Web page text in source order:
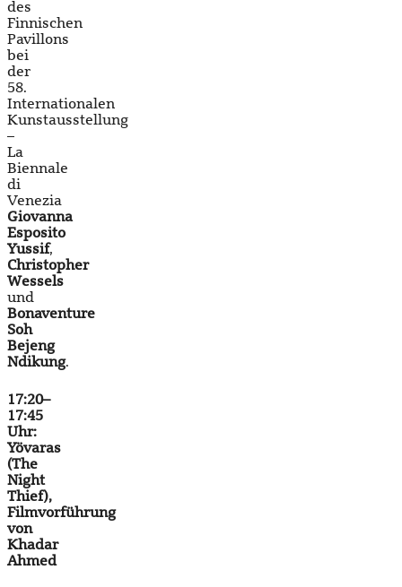
des
Finnischen
Pavillons
bei
der
58.
Internationalen
Kunstausstellung
–
La
Biennale
di
Venezia
Giovanna
Esposito
Yussif,
Christopher
Wessels
und
Bonaventure
Soh
Bejeng
Ndikung.
17:20–
17:45
Uhr:
Yövaras
(The
Night
Thief),
Filmvorführung
von
Khadar
Ahmed